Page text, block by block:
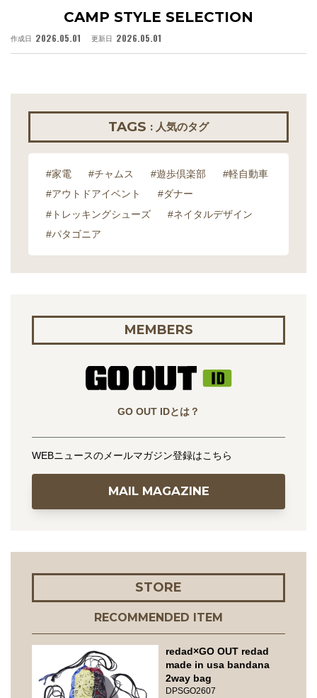
CAMP STYLE SELECTION
作成日 2026.05.01 更新日 2026.05.01
TAGS : 人気のタグ
#家電 #チャムス #遊歩倶楽部
#軽自動車
#アウトドアイベント
#ダナー
#トレッキングシューズ
#ネイタルデザイン
#パタゴニア
MEMBERS
GO OUT IDとは？
WEBニュースのメールマガジン登録はこちら
MAIL MAGAZINE
STORE
RECOMMENDED ITEM
redad×GO OUT redad
made in usa bandana
2way bag
DPSGO2607